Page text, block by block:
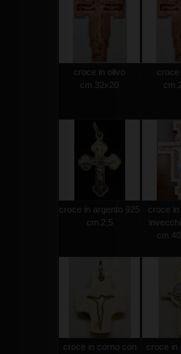
croce in olivo
cm.32x20
croce
croce in argento 925
cm.2,5
croce
croce in corno con
croce in